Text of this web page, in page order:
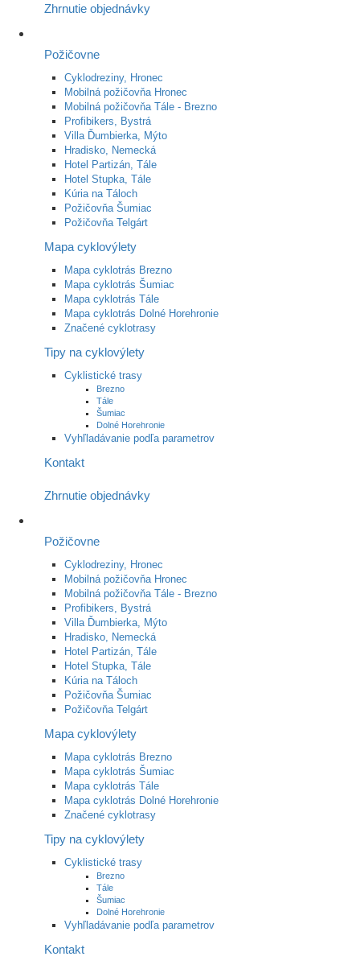
Zhrnutie objednávky
Požičovne
Cyklodreziny, Hronec
Mobilná požičovňa Hronec
Mobilná požičovňa Tále - Brezno
Profibikers, Bystrá
Villa Ďumbierka, Mýto
Hradisko, Nemecká
Hotel Partizán, Tále
Hotel Stupka, Tále
Kúria na Táloch
Požičovňa Šumiac
Požičovňa Telgárt
Mapa cyklovýlety
Mapa cyklotrás Brezno
Mapa cyklotrás Šumiac
Mapa cyklotrás Tále
Mapa cyklotrás Dolné Horehronie
Značené cyklotrasy
Tipy na cyklovýlety
Cyklistické trasy
Brezno
Tále
Šumiac
Dolné Horehronie
Vyhľladávanie podľa parametrov
Kontakt
Zhrnutie objednávky
Požičovne
Cyklodreziny, Hronec
Mobilná požičovňa Hronec
Mobilná požičovňa Tále - Brezno
Profibikers, Bystrá
Villa Ďumbierka, Mýto
Hradisko, Nemecká
Hotel Partizán, Tále
Hotel Stupka, Tále
Kúria na Táloch
Požičovňa Šumiac
Požičovňa Telgárt
Mapa cyklovýlety
Mapa cyklotrás Brezno
Mapa cyklotrás Šumiac
Mapa cyklotrás Tále
Mapa cyklotrás Dolné Horehronie
Značené cyklotrasy
Tipy na cyklovýlety
Cyklistické trasy
Brezno
Tále
Šumiac
Dolné Horehronie
Vyhľladávanie podľa parametrov
Kontakt